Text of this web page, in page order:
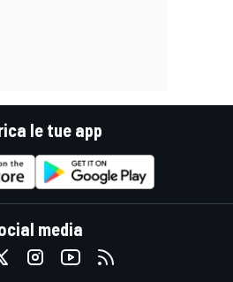
le tue app
media